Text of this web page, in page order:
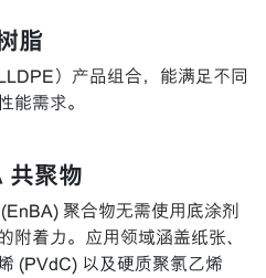
脂
）产品组合，能满足不同
能需求。
共聚物
聚合物无需使用底涂剂
附着力。应用领域涵盖纸张、
(PVdC) 以及硬质聚氯乙烯